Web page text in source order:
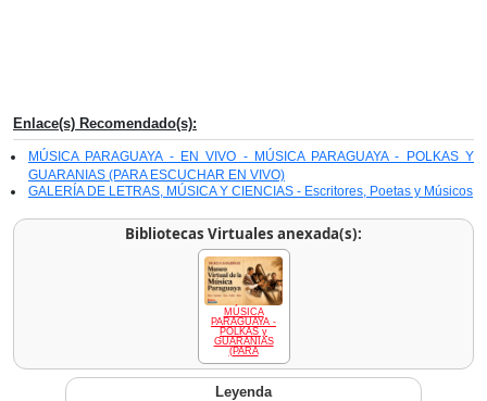
Enlace(s) Recomendado(s):
MÚSICA PARAGUAYA - EN VIVO - MÚSICA PARAGUAYA - POLKAS Y
GUARANIAS (PARA ESCUCHAR EN VIVO)
GALERÍA DE LETRAS, MÚSICA Y CIENCIAS - Escritores, Poetas y Músicos
Bibliotecas Virtuales anexada(s):
MÚSICA
PARAGUAYA -
POLKAS y
GUARANIAS
(PARA
Leyenda